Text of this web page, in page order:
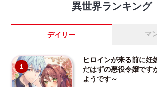
異世界ランキング
デイリー マ
1
ヒロインが来る前に妊
だはずの悪役令嬢です
ようです～